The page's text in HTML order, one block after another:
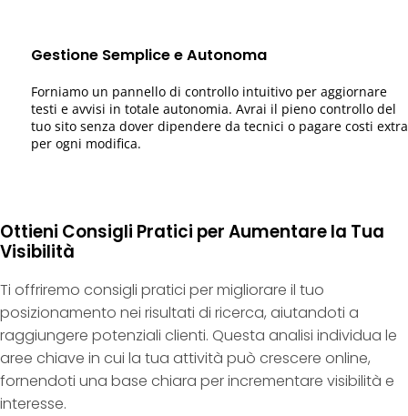
Gestione Semplice e Autonoma
Forniamo un pannello di controllo intuitivo per aggiornare
testi e avvisi in totale autonomia. Avrai il pieno controllo del
tuo sito senza dover dipendere da tecnici o pagare costi extra
per ogni modifica.
Ottieni Consigli Pratici per Aumentare la Tua
Visibilità
Ti offriremo consigli pratici per migliorare il tuo
posizionamento nei risultati di ricerca, aiutandoti a
raggiungere potenziali clienti. Questa analisi individua le
aree chiave in cui la tua attività può crescere online,
fornendoti una base chiara per incrementare visibilità e
interesse.